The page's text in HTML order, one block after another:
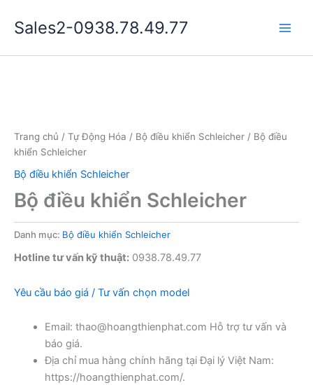
dung
Sales2-0938.78.49.77
Trang chủ / Tự Động Hóa / Bộ điều khiển Schleicher / Bộ điều
khiển Schleicher
Bộ điều khiển Schleicher
Bộ điều khiển Schleicher
Danh mục: Bộ điều khiển Schleicher
Hotline tư vấn kỹ thuật: 0938.78.49.77
Yêu cầu báo giá / Tư vấn chọn model
Email: thao@hoangthienphat.com Hỗ trợ tư vấn và
báo giá.
Địa chỉ mua hàng chính hãng tại Đại lý Việt Nam:
https://hoangthienphat.com/.